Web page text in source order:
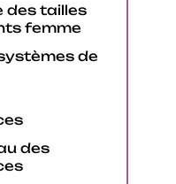
des tailles
femme
de
des